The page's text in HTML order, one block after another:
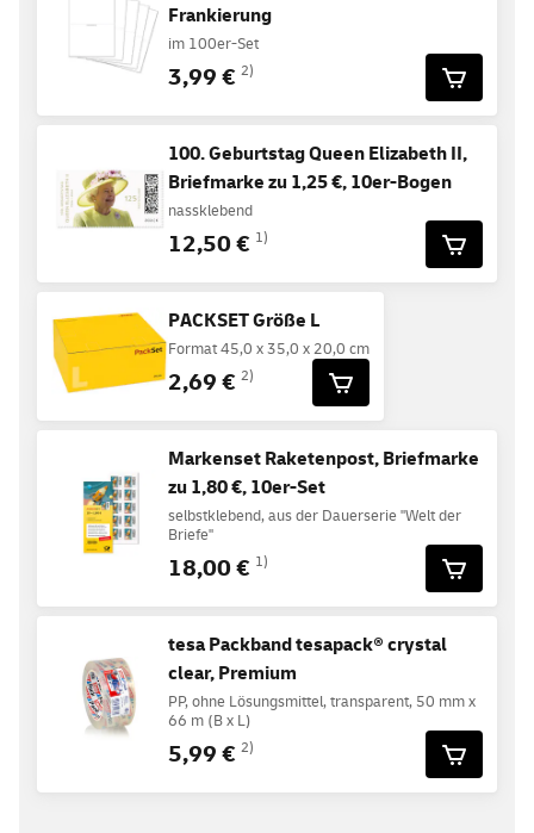
Frankierung
im 100er-Set
3,99 € 2)
100. Geburtstag Queen Elizabeth II,
Briefmarke zu 1,25 €, 10er-Bogen
nassklebend
12,50 € 1)
PACKSET Größe L
Format 45,0 x 35,0 x 20,0 cm
2,69 € 2)
Markenset Raketenpost, Briefmarke
zu 1,80 €, 10er-Set
selbstklebend, aus der Dauerserie "Welt der
Briefe"
18,00 € 1)
tesa Packband tesapack® crystal
clear, Premium
PP, ohne Lösungsmittel, transparent, 50 mm x
66 m (B x L)
5,99 € 2)